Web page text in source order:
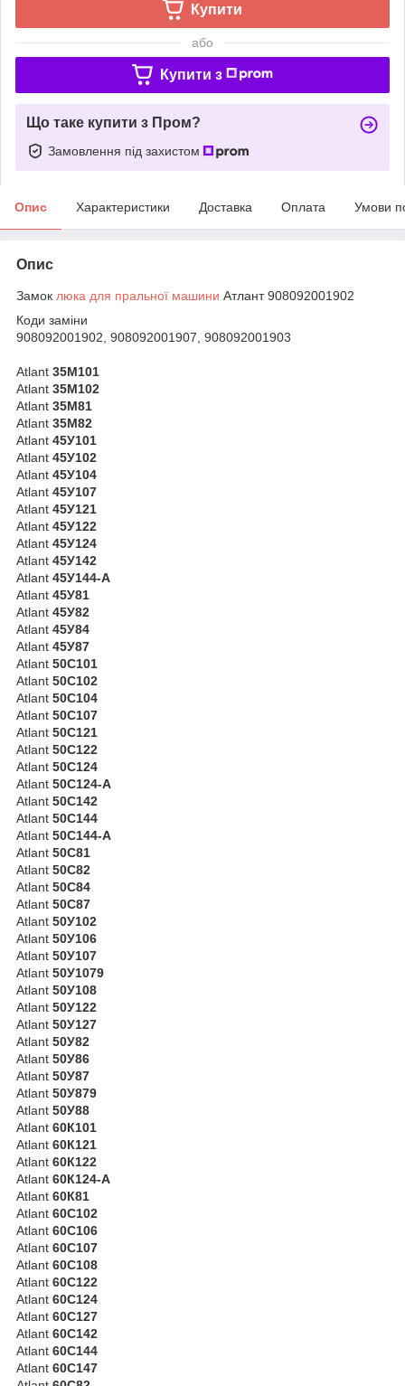
Купити
або
Купити з
Що таке купити з Пром?
Замовлення під захистом
Опис Характеристики Доставка Оплата Умови
Опис
Замок люка для пральної машини Атлант 908092001902
Коди заміни
908092001902, 908092001907, 908092001903
Atlant 35М101
Atlant 35М102
Atlant 35М81
Atlant 35М82
Atlant 45У101
Atlant 45У102
Atlant 45У104
Atlant 45У107
Atlant 45У121
Atlant 45У122
Atlant 45У124
Atlant 45У142
Atlant 45У144-А
Atlant 45У81
Atlant 45У82
Atlant 45У84
Atlant 45У87
Atlant 50С101
Atlant 50С102
Atlant 50С104
Atlant 50С107
Atlant 50С121
Atlant 50С122
Atlant 50С124
Atlant 50С124-А
Atlant 50С142
Atlant 50С144
Atlant 50С144-А
Atlant 50С81
Atlant 50С82
Atlant 50С84
Atlant 50С87
Atlant 50У102
Atlant 50У106
Atlant 50У107
Atlant 50У1079
Atlant 50У108
Atlant 50У122
Atlant 50У127
Atlant 50У82
Atlant 50У86
Atlant 50У87
Atlant 50У879
Atlant 50У88
Atlant 60К101
Atlant 60К121
Atlant 60К122
Atlant 60К124-А
Atlant 60К81
Atlant 60С102
Atlant 60С106
Atlant 60С107
Atlant 60С108
Atlant 60С122
Atlant 60С124
Atlant 60С127
Atlant 60С142
Atlant 60С144
Atlant 60С147